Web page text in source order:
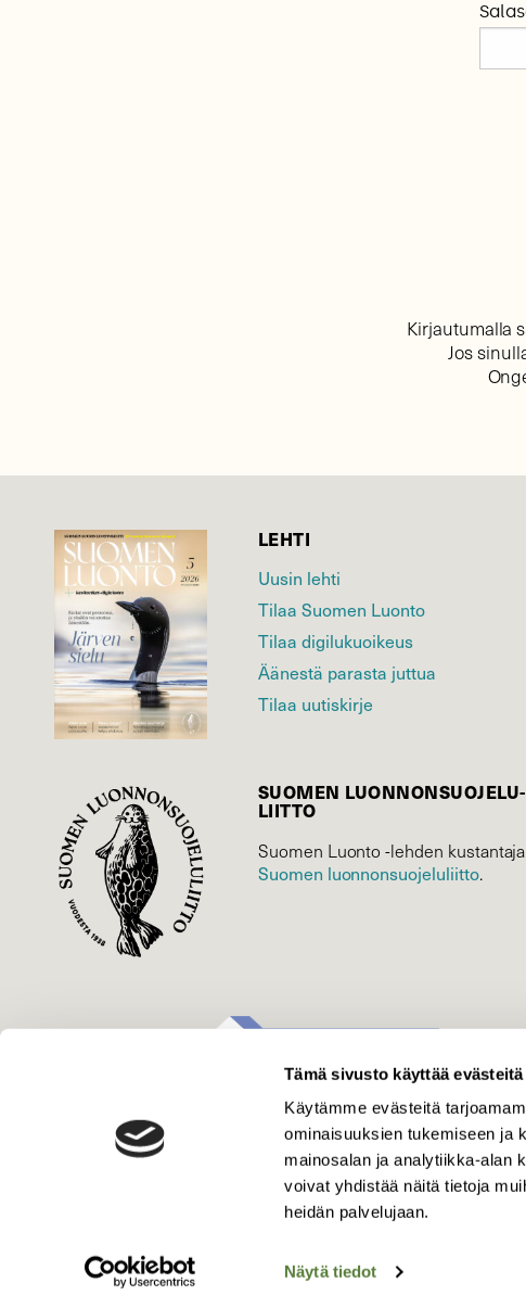
Tämä sivusto käyttää evästeitä
Käytämme evästeitä
ominaisuuksien tukemiseen ja
mainosalan ja analytiikka-alan
voivat yhdistää näitä tietoja
heidän palvelujaan.
Näytä tiedot
Kirjautumalla
Jos
LEHTI
Uusin lehti
Tilaa Suomen Luonto
Tilaa digilukuoikeus
Äänestä parasta juttua
Tilaa uutiskirje
SUOMEN LUONNON­SUOJELU­
LIITTO
Suomen Luonto -lehden
Suomen luonnonsuojelu­liitto.